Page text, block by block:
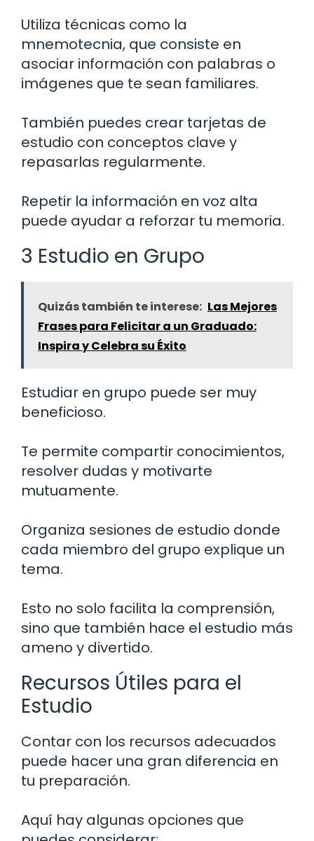
Utiliza técnicas como la
mnemotecnia, que consiste en
asociar información con palabras o
imágenes que te sean familiares.
También puedes crear tarjetas de
estudio con conceptos clave y
repasarlas regularmente.
Repetir la información en voz alta
puede ayudar a reforzar tu memoria.
3 Estudio en Grupo
Quizás también te interese: Las Mejores
Frases para Felicitar a un Graduado:
Inspira y Celebra su Éxito
Estudiar en grupo puede ser muy
beneficioso.
Te permite compartir conocimientos,
resolver dudas y motivarte
mutuamente.
Organiza sesiones de estudio donde
cada miembro del grupo explique un
tema.
Esto no solo facilita la comprensión,
sino que también hace el estudio más
ameno y divertido.
Recursos Útiles para el
Estudio
Contar con los recursos adecuados
puede hacer una gran diferencia en
tu preparación.
Aquí hay algunas opciones que